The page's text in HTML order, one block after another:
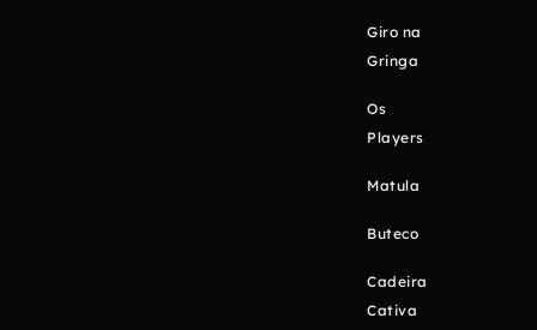
Giro na
Gringa
Os
Players
Matula
Buteco
Cadeira
Cativa